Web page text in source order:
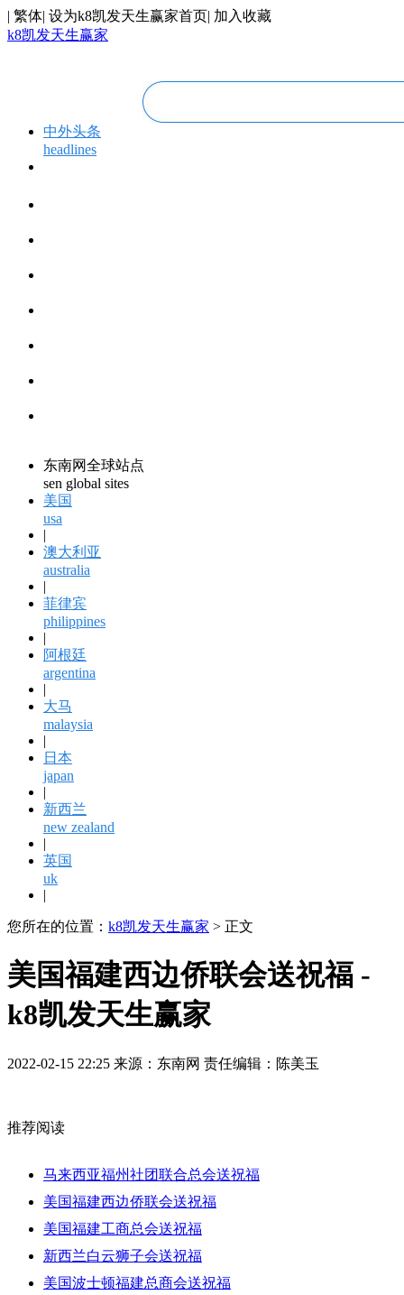
| 繁体| 设为k8凯发天生赢家首页| 加入收藏
k8凯发天生赢家
中外头条
headlines
东南网全球站点
sen global sites
美国
usa
|
澳大利亚
australia
|
菲律宾
philippines
|
阿根廷
argentina
|
大马
malaysia
|
日本
japan
|
新西兰
new zealand
|
英国
uk
|
您所在的位置： k8凯发天生赢家 > 正文
美国福建西边侨联会送祝福 -
k8凯发天生赢家
2022-02-15 22:25 来源：东南网 责任编辑：陈美玉
推荐阅读
马来西亚福州社团联合总会送祝福
美国福建西边侨联会送祝福
美国福建工商总会送祝福
新西兰白云狮子会送祝福
美国波士顿福建总商会送祝福